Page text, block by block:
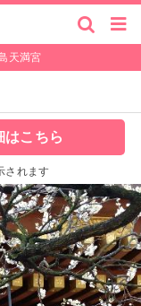
天満宮
はこちら
されます